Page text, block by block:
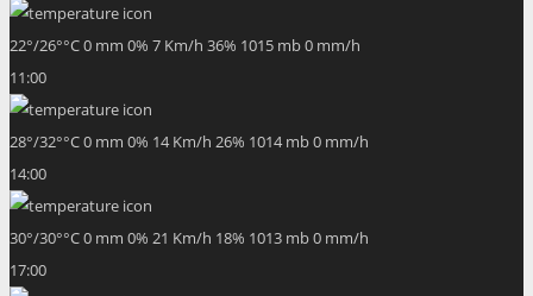
22°/26°°C0 mm 0% 7 Km/h 36% 1015 mb0 mm/h
11:00
28°/32°°C0 mm 0% 14 Km/h 26% 1014 mb0 mm/h
14:00
30°/30°°C0 mm 0% 21 Km/h 18% 1013 mb0 mm/h
17:00